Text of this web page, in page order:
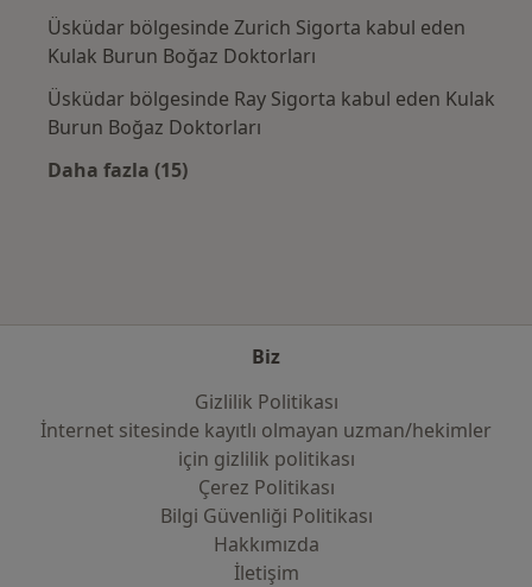
Üsküdar bölgesinde Zurich Sigorta kabul eden
Kulak Burun Boğaz Doktorları
Üsküdar bölgesinde Ray Sigorta kabul eden Kulak
Burun Boğaz Doktorları
Daha fazla (15)
Biz
Gizlilik Politikası
İnternet sitesinde kayıtlı olmayan uzman/hekimler
i̇çin gizlilik politikası
Çerez Politikası
Bilgi Güvenliği Politikası
Hakkımızda
İletişim